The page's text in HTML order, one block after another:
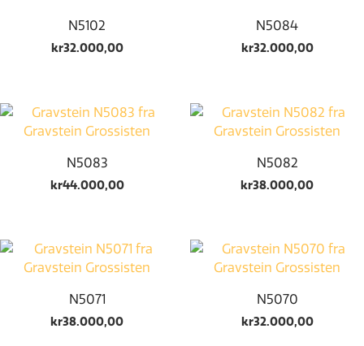
N5102
kr32.000,00
N5084
kr32.000,00
N5083
kr44.000,00
N5082
kr38.000,00
N5071
kr38.000,00
N5070
kr32.000,00